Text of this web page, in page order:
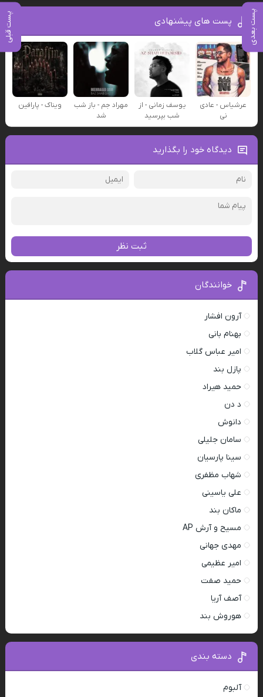
پست بعدی پست قبلی پست های پیشنهادی
عرشیاس - عادی
نی
یوسف زمانی - از
شب بپرسید
مهراد جم - باز شب
شد
ویناک - پارافین
دیدگاه خود را بگذارید
ثبت نظر
خوانندگان
آرون افشار
بهنام بانی
امیر عباس گلاب
پازل بند
حمید هیراد
د دن
دانوش
سامان جلیلی
سینا پارسیان
شهاب مظفری
علی یاسینی
ماکان بند
مسیح و آرش AP
مهدی جهانی
امیر عظیمی
حمید صفت
آصف آریا
هوروش بند
دسته بندی
آلبوم